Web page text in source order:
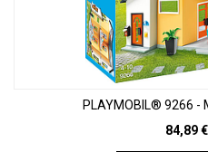
PLAYMOBIL® 9266 -
84,89€